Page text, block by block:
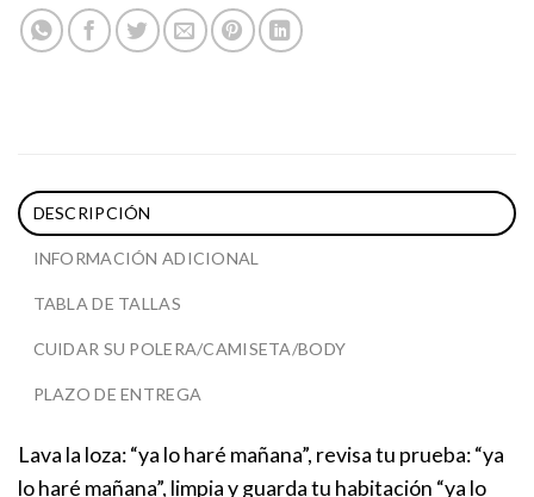
DESCRIPCIÓN
INFORMACIÓN ADICIONAL
TABLA DE TALLAS
CUIDAR SU POLERA/CAMISETA/BODY
PLAZO DE ENTREGA
Lava la loza: “ya lo haré mañana”, revisa tu prueba: “ya
lo haré mañana”, limpia y guarda tu habitación “ya lo